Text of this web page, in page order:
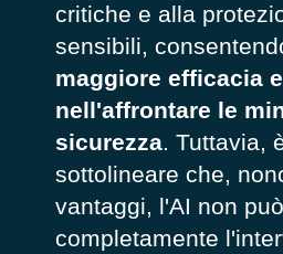
critiche e alla
sensibili,
maggiore efficacia
nell'affrontare le
sicurezza. Tuttavia,
sottolineare che,
vantaggi, l'AI non
completamente